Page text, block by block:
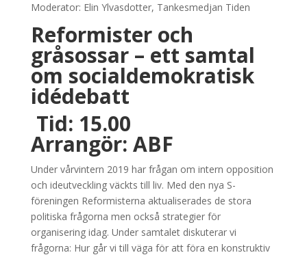
Moderator: Elin Ylvasdotter, Tankesmedjan Tiden
Reformister och
gråsossar – ett samtal
om socialdemokratisk
idédebatt
Tid: 15.00
Arrangör: ABF
Under vårvintern 2019 har frågan om intern opposition
och ideutveckling väckts till liv. Med den nya S-
föreningen Reformisterna aktualiserades de stora
politiska frågorna men också strategier för
organisering idag. Under samtalet diskuterar vi
frågorna: Hur går vi till väga för att föra en konstruktiv